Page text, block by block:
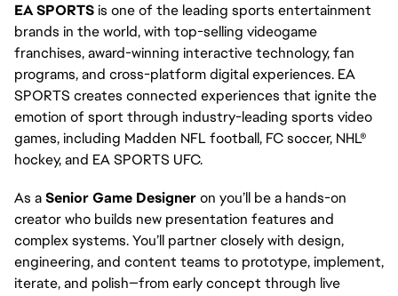
EA SPORTSis one of the leading sports entertainment
brands in the world, with top-selling videogame
franchises, award-winning interactive technology, fan
programs, and cross-platform digital experiences. EA
SPORTS creates connected experiences that ignite the
emotion of sport through industry-leading sports video
games, including Madden NFL football, FC soccer, NHL®
hockey, and EA SPORTS UFC.
As aSeniorGame Designeron you’ll be a hands-on
creator who builds new presentation features and
complex systems. You’ll partner closely with design,
engineering, and content teams to prototype, implement,
iterate, and polish—from early concept through live